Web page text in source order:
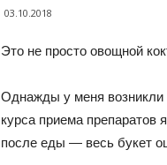
03.10.2018
Это не просто овощной
Однажды у меня возникли
курса приема препаратов
после еды — весь букет